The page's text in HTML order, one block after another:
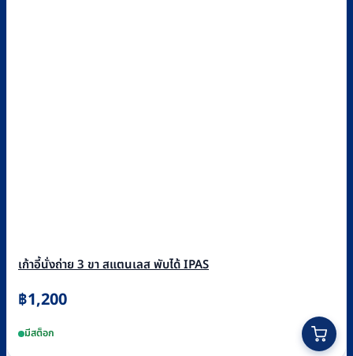
เก้าอี้นั่งถ่าย 3 ขา สแตนเลส พับได้ IPAS
฿1,200
มีสต็อก